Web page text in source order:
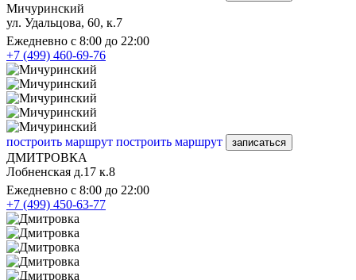
Мичуринский
ул. Удальцова, 60, к.7
Ежедневно с 8:00 до 22:00
+7 (499) 460-69-76
построить маршрут построить маршрут записаться
ДМИТРОВКА
Лобненская д.17 к.8
Ежедневно с 8:00 до 22:00
+7 (499) 450-63-77